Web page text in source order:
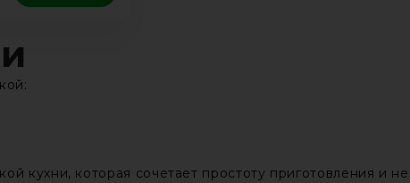
кухни, которая сочетает простоту приготовления и